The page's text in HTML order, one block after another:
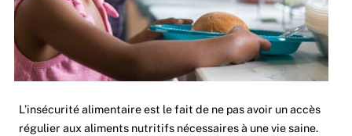
L’insécurité alimentaire est le fait de ne pas avoir un accès
régulier aux aliments nutritifs nécessaires à une vie saine.